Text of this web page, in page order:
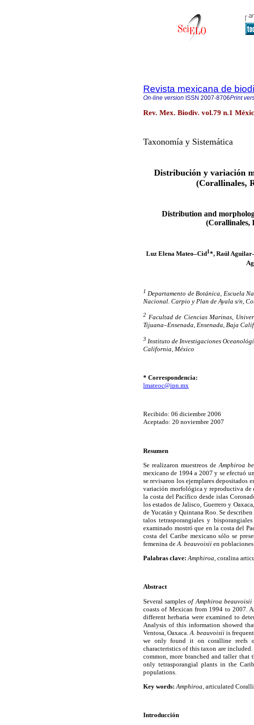
Revista mexicana de
On-line version ISSN 2007-8706Print
Rev. Mex. Biodiv. vol.79 n.1
Taxonomía y Sistemática
Distribución y variación
(Corallinales,
Distribution and
(Corallinales,
Luz Elena Mateo–Cid1*, Raúl
1 Departamento de Botánica, Escuela
Nacional. Carpio y Plan de Ayala s/n,
2 Facultad de Ciencias Marinas,
Tijuana–Ensenada, Ensenada, Baja
3 Instituto de Investigaciones
California, México
* Correspondencia:
lmateoc@ipn.mx
Recibido: 06 diciembre 2006
Aceptado: 20 noviembre 2007
Resumen
Se realizaron muestreos deAmphiroa
mexicano de 1994 a 2007 y se efectuó
se revisaron los ejemplares
variación morfológica y reproductiva de
la costa del Pacífico desde islas
los estados de Jalisco, Guerrero y
de Yucatán y Quintana Roo. Se
talos tetrasporangiales y
examinado mostró que en la costa del
costa del Caribe mexicano sólo se
femenina de A. beauvoisii en poblaciones
Palabras clave: Amphiroa, coralina
Abstract
Several samplesof Amphiroa beauvoisii
coasts of Mexican from 1994 to 2007.
different herbaria were examined to
Analysis of this information showed
Ventosa, Oaxaca. A. beauvoisii is
we only found it on coralline reefs
characteristics of this taxon are included.
common, more branched and taller that
only tetrasporangial plants in the
populations.
Key words: Amphiroa, articulated
Introducción